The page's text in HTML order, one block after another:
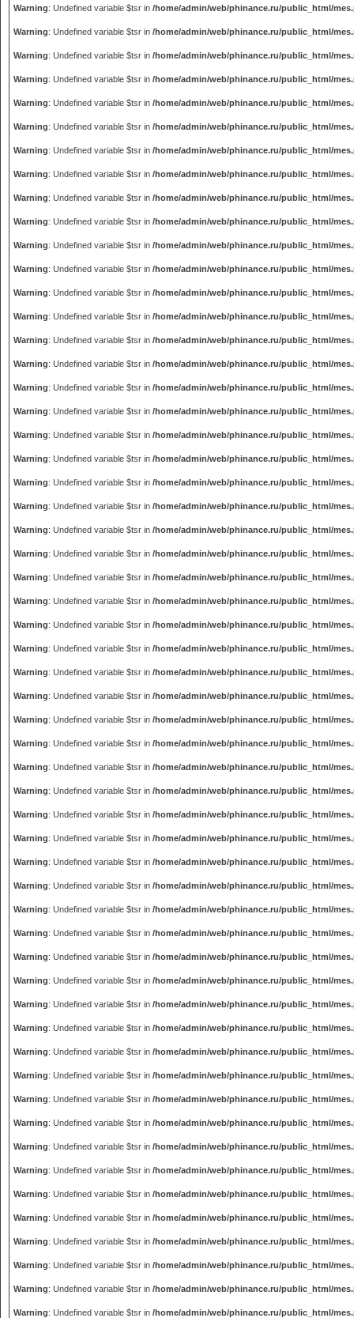
Warning: Undefined variable $tsr in /home/admin/web/phinance.ru/public_html/
Warning: Undefined variable $tsr in /home/admin/web/phinance.ru/public_html/
Warning: Undefined variable $tsr in /home/admin/web/phinance.ru/public_html/
Warning: Undefined variable $tsr in /home/admin/web/phinance.ru/public_html/
Warning: Undefined variable $tsr in /home/admin/web/phinance.ru/public_html/
Warning: Undefined variable $tsr in /home/admin/web/phinance.ru/public_html/
Warning: Undefined variable $tsr in /home/admin/web/phinance.ru/public_html/
Warning: Undefined variable $tsr in /home/admin/web/phinance.ru/public_html/
Warning: Undefined variable $tsr in /home/admin/web/phinance.ru/public_html/
Warning: Undefined variable $tsr in /home/admin/web/phinance.ru/public_html/
Warning: Undefined variable $tsr in /home/admin/web/phinance.ru/public_html/
Warning: Undefined variable $tsr in /home/admin/web/phinance.ru/public_html/
Warning: Undefined variable $tsr in /home/admin/web/phinance.ru/public_html/
Warning: Undefined variable $tsr in /home/admin/web/phinance.ru/public_html/
Warning: Undefined variable $tsr in /home/admin/web/phinance.ru/public_html/
Warning: Undefined variable $tsr in /home/admin/web/phinance.ru/public_html/
Warning: Undefined variable $tsr in /home/admin/web/phinance.ru/public_html/
Warning: Undefined variable $tsr in /home/admin/web/phinance.ru/public_html/
Warning: Undefined variable $tsr in /home/admin/web/phinance.ru/public_html/
Warning: Undefined variable $tsr in /home/admin/web/phinance.ru/public_html/
Warning: Undefined variable $tsr in /home/admin/web/phinance.ru/public_html/
Warning: Undefined variable $tsr in /home/admin/web/phinance.ru/public_html/
Warning: Undefined variable $tsr in /home/admin/web/phinance.ru/public_html/
Warning: Undefined variable $tsr in /home/admin/web/phinance.ru/public_html/
Warning: Undefined variable $tsr in /home/admin/web/phinance.ru/public_html/
Warning: Undefined variable $tsr in /home/admin/web/phinance.ru/public_html/
Warning: Undefined variable $tsr in /home/admin/web/phinance.ru/public_html/
Warning: Undefined variable $tsr in /home/admin/web/phinance.ru/public_html/
Warning: Undefined variable $tsr in /home/admin/web/phinance.ru/public_html/
Warning: Undefined variable $tsr in /home/admin/web/phinance.ru/public_html/
Warning: Undefined variable $tsr in /home/admin/web/phinance.ru/public_html/
Warning: Undefined variable $tsr in /home/admin/web/phinance.ru/public_html/
Warning: Undefined variable $tsr in /home/admin/web/phinance.ru/public_html/
Warning: Undefined variable $tsr in /home/admin/web/phinance.ru/public_html/
Warning: Undefined variable $tsr in /home/admin/web/phinance.ru/public_html/
Warning: Undefined variable $tsr in /home/admin/web/phinance.ru/public_html/
Warning: Undefined variable $tsr in /home/admin/web/phinance.ru/public_html/
Warning: Undefined variable $tsr in /home/admin/web/phinance.ru/public_html/
Warning: Undefined variable $tsr in /home/admin/web/phinance.ru/public_html/
Warning: Undefined variable $tsr in /home/admin/web/phinance.ru/public_html/
Warning: Undefined variable $tsr in /home/admin/web/phinance.ru/public_html/
Warning: Undefined variable $tsr in /home/admin/web/phinance.ru/public_html/
Warning: Undefined variable $tsr in /home/admin/web/phinance.ru/public_html/
Warning: Undefined variable $tsr in /home/admin/web/phinance.ru/public_html/
Warning: Undefined variable $tsr in /home/admin/web/phinance.ru/public_html/
Warning: Undefined variable $tsr in /home/admin/web/phinance.ru/public_html/
Warning: Undefined variable $tsr in /home/admin/web/phinance.ru/public_html/
Warning: Undefined variable $tsr in /home/admin/web/phinance.ru/public_html/
Warning: Undefined variable $tsr in /home/admin/web/phinance.ru/public_html/
Warning: Undefined variable $tsr in /home/admin/web/phinance.ru/public_html/
Warning: Undefined variable $tsr in /home/admin/web/phinance.ru/public_html/
Warning: Undefined variable $tsr in /home/admin/web/phinance.ru/public_html/
Warning: Undefined variable $tsr in /home/admin/web/phinance.ru/public_html/
Warning: Undefined variable $tsr in /home/admin/web/phinance.ru/public_html/
Warning: Undefined variable $tsr in /home/admin/web/phinance.ru/public_html/
Warning: Undefined variable $tsr in /home/admin/web/phinance.ru/public_html/